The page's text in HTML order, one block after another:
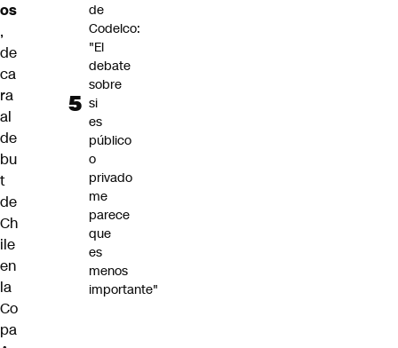
os
,
de
ca
ra
al
de
bu
t
de
Ch
ile
en
la
Co
pa
de
Codelco:
"El
debate
sobre
si
es
público
o
privado
me
parece
que
es
menos
importante"